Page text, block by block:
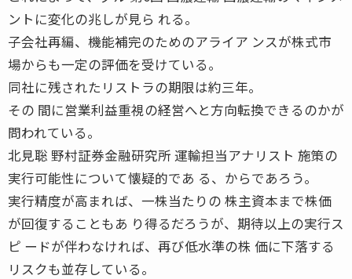
ントに変化の兆しが見ら れる。
子会社再編、機能補完のためのアライア ンスが株式市
場からも一定の評価を受けている。
同社に残されたリストラの期限は約三年。
その 間に営業利益重視の経営へと方向転換できるのかが
問われている。
北見聡 野村証券金融研究所 運輸担当アナリスト 施策の
実行可能性について懐疑的であ る、からであろう。
実行精度が高まれば、一株当たりの 株主資本まで株価
が回復することもあ り得るだろうが、期待以上の実行ス
ピ ードが伴わなければ、再び低水準の株 価に下落する
リスクも並存している。